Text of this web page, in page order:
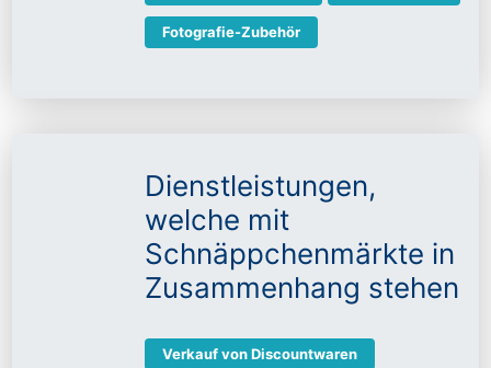
Fotografie-Zubehör
Dienstleistungen,
welche mit
Schnäppchenmärkte in
Zusammenhang stehen
Verkauf von Discountwaren